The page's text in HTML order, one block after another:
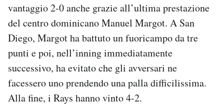
Area Personale
Newsletter
Notifiche mobile
Regala il Post
Hai bisogno di aiuto?
vantaggio 2-0 anche grazie all’ultima prestazione
del centro dominicano Manuel Margot. A San
Diego, Margot ha battuto un fuoricampo da tre
punti e poi, nell’inning immediatamente
successivo, ha evitato che gli avversari ne
facessero uno prendendo una palla difficilissima.
Alla fine, i Rays hanno vinto 4-2.